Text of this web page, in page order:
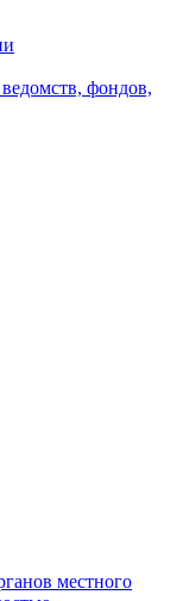
фондов,
местного